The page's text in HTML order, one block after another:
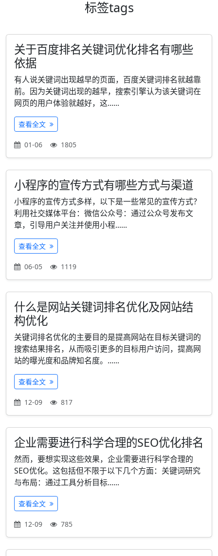
标签tags
关于百度排名关键词优化排名有哪些
依据
有人说关键词出现越早的页面，百度关键词排名就越靠
前。因为关键词出现的越早，搜索引擎认为该关键词在
网页的用户体验就越好，这......
查看全文
01-06 1805
小程序的宣传方式有哪些方式与渠道
小程序的宣传方式多样，以下是一些常见的宣传方式？
利用社交媒体平台：微信公众号：通过公众号发布文
章，引导用户关注并使用小程......
查看全文
06-05 1119
什么是网站关键词排名优化及网站结
构优化
关键词排名优化的主要目的是提高网站在目标关键词的
搜索结果排名，从而吸引更多的目标用户访问，提高网
站的曝光度和品牌知名度。......
查看全文
12-09 817
企业需要进行科学合理的SEO优化排名
然而，要想实现这些效果，企业需要进行科学合理的
SEO优化。这包括但不限于以下几个方面：关键词研究
与布局：通过工具分析目标......
查看全文
12-09 785